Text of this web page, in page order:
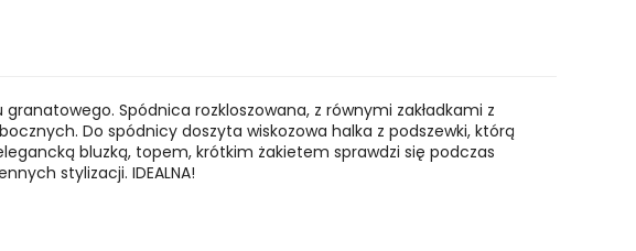
Spódnica rozkloszowana, z równymi zakładkami z
Do spódnicy doszyta wiskozowa halka z podszewki, którą
bluzką, topem, krótkim żakietem sprawdzi się podczas
stylizacji. IDEALNA!